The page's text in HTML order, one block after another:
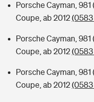
Porsche Cayman, 981
Coupe, ab 2012(0583
Porsche Cayman, 981
Coupe, ab 2012(0583
Porsche Cayman, 981
Coupe, ab 2012(0583